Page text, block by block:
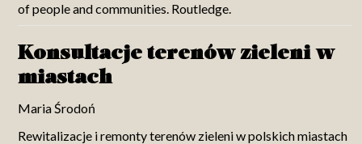
of people and communities. Routledge.
Konsultacje terenów zieleni w
miastach
Maria Środoń
Rewitalizacje i remonty terenów zieleni w polskich miastach